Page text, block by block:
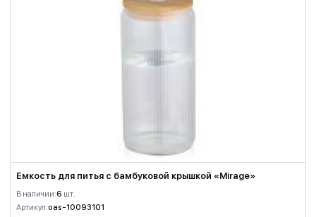
Емкость для питья с бамбуковой крышкой «Mirage»
В наличии:6 шт.
Артикул:oas-10093101